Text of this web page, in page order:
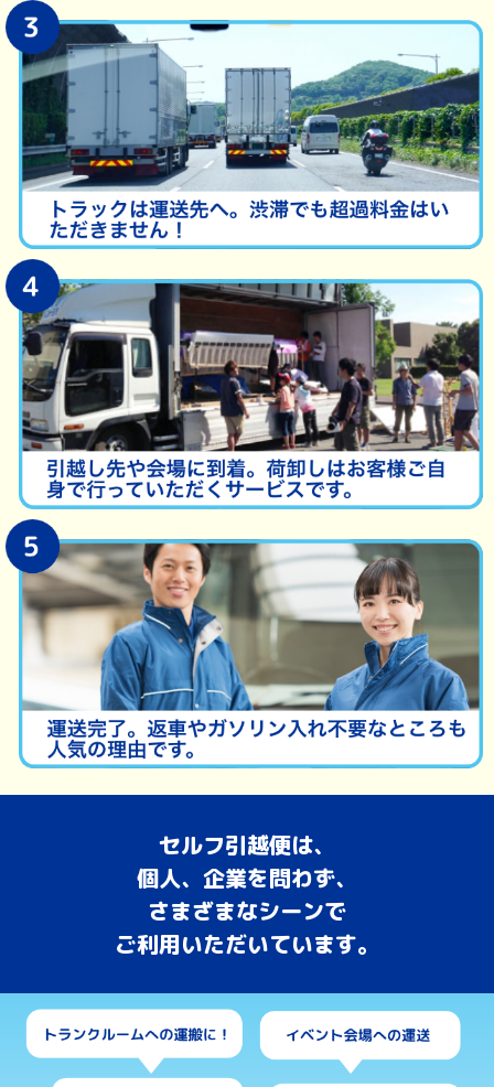
セルフ引越便は、
個人、企業を問わず、
さまざまなシーンで
ご利用いただいています。